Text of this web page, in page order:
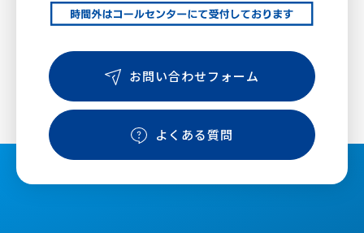
お問い合わせフォーム
よくある質問